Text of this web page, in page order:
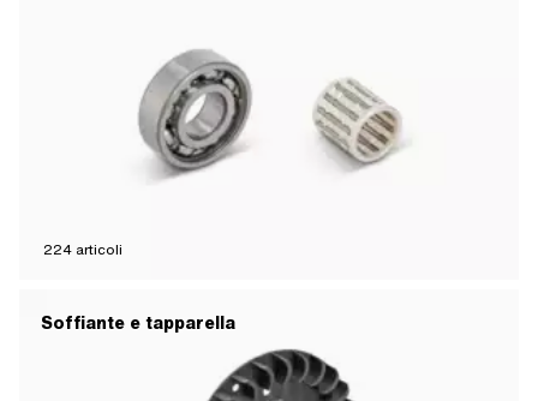
224 articoli
Soffiante e tapparella